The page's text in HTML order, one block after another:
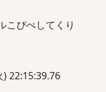
こぴぺしてくり
22:15:39.76